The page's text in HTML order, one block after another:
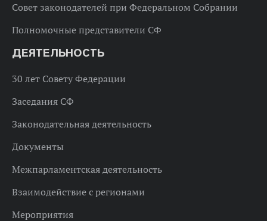
Совет законодателей при Федеральном Собрании
Полномочные представители СФ
ДЕЯТЕЛЬНОСТЬ
30 лет Совету Федерации
Заседания СФ
Законодательная деятельность
Документы
Межпарламентская деятельность
Взаимодействие с регионами
Мероприятия